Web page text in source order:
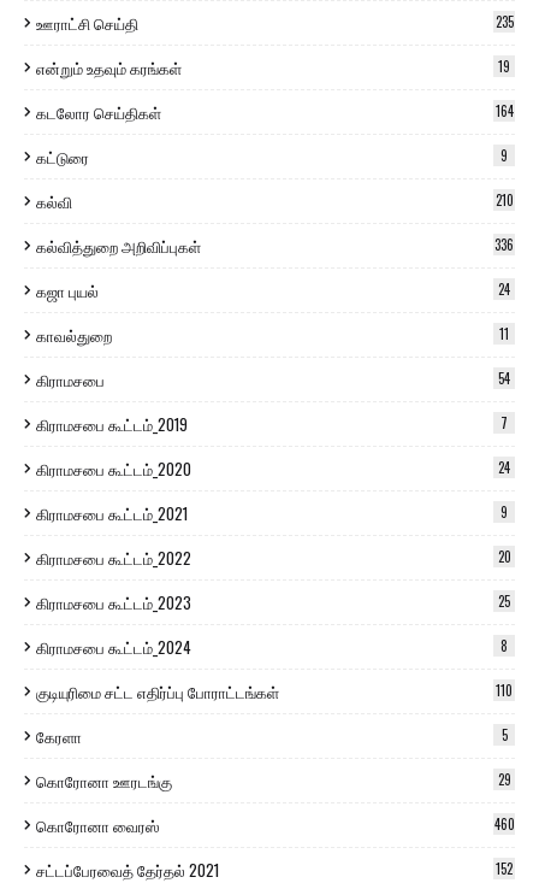
ஊராட்சி செய்தி 235
என்றும் உதவும் கரங்கள் 19
கடலோர செய்திகள் 164
கட்டுரை 9
கல்வி 210
கல்வித்துறை அறிவிப்புகள் 336
கஜா புயல் 24
காவல்துறை 11
கிராமசபை 54
கிராமசபை கூட்டம்_2019 7
கிராமசபை கூட்டம்_2020 24
கிராமசபை கூட்டம்_2021 9
கிராமசபை கூட்டம்_2022 20
கிராமசபை கூட்டம்_2023 25
கிராமசபை கூட்டம்_2024 8
குடியுரிமை சட்ட எதிர்ப்பு போராட்டங்கள் 110
கேரளா 5
கொரோனா ஊரடங்கு 29
கொரோனா வைரஸ் 460
சட்டப்பேரவைத் தேர்தல் 2021 152